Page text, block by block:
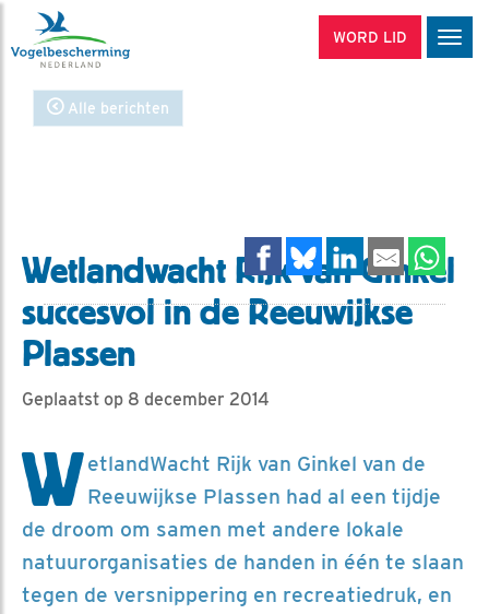
WORD LID
Alle berichten
Wetlandwacht Rijk van Ginkel
succesvol in de Reeuwijkse
Plassen
Geplaatst op 8 december 2014
WetlandWacht Rijk van Ginkel van de
Reeuwijkse Plassen had al een tijdje
de droom om samen met andere lokale
natuurorganisaties de handen in één te slaan
tegen de versnippering en recreatiedruk, en